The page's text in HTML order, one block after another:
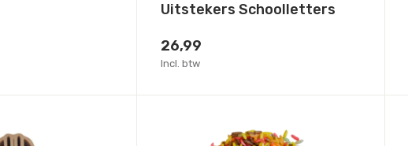
Uitstekers Schoolletters
26,99
Incl. btw